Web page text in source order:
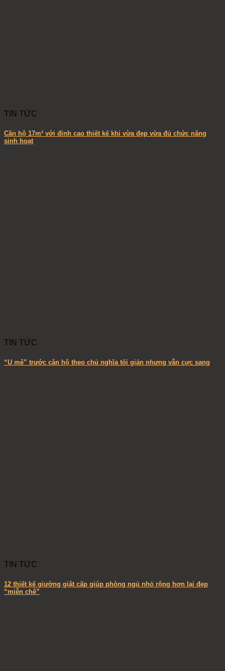
TIN TỨC
Căn hộ 17m² với đỉnh cao thiết kế khi vừa đẹp vừa đủ chức năng
sinh hoạt
TIN TỨC
“U mê” trước căn hộ theo chủ nghĩa tối giản nhưng vẫn cực sang
TIN TỨC
12 thiết kế giường giật cấp giúp phòng ngủ nhỏ rộng hơn lại đẹp
“miễn chê”